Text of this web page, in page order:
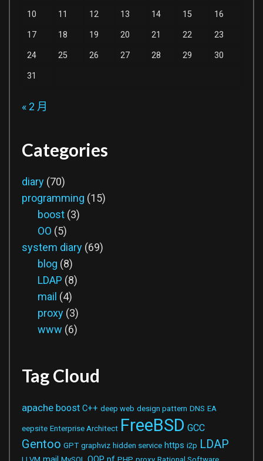
10 11 12 13 14 15 16
17 18 19 20 21 22 23
24 25 26 27 28 29 30
31
« 2 月
Categories
diary (70)
programming (15)
boost (3)
OO (5)
system diary (69)
blog (8)
LDAP (8)
mail (4)
proxy (3)
www (6)
Tag Cloud
apache boost C++ deep web design pattern DNS EA
eepsite Enterprise Architect FreeBSD GCC
Gentoo GPT graphviz hidden service https i2p LDAP